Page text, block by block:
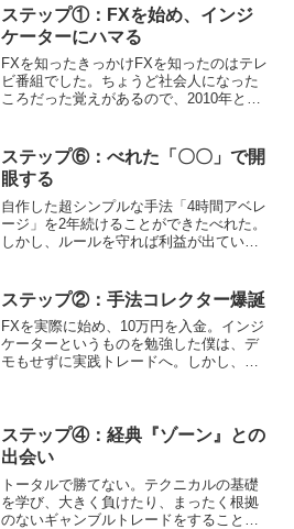
開設以来少しずつ増えてきています。べ
れた本当にありがとうござ...
ステップ①：FXを始め、インジ
ケーターにハマる
FXを知ったきっかけFXを知ったのはテレ
ビ番組でした。ちょうど社会人になった
ころだった覚えがあるので、2010年とか
バラエティー番組でした。そこでFXで大
きく稼いでいる...
ステップ⑥：べれた「〇〇」で開
眼する
自作した超シンプルな手法「4時間アベレ
ージ」を2年続けることができたべれた。
しかし、ルールを守れば利益が出ていた
ました。妻も子どももいるのに、自分の
余計な感情のせいで...
ステップ②：手法コレクター爆誕
FXを実際に始め、10万円を入金。インジ
ケーターというものを勉強した僕は、デ
モもせずに実践トレードへ。しかし、イ
める旅に出たのであっ...
ステップ④：経典『ゾーン』との
出会い
トータルで勝てない。テクニカルの基礎
を学び、大きく負けたり、まったく根拠
のないギャンブルトレードをすることは